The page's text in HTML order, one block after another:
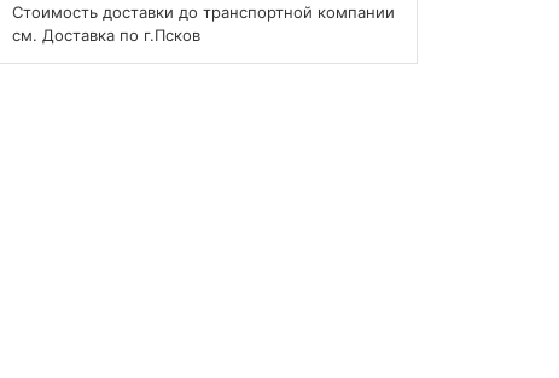
Стоимость доставки до транспортной компании
см. Доставка по г.Псков